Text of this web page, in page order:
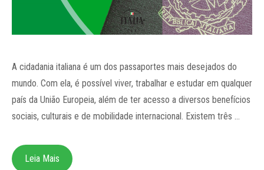
A cidadania italiana é um dos passaportes mais desejados do
mundo. Com ela, é possível viver, trabalhar e estudar em qualquer
país da União Europeia, além de ter acesso a diversos benefícios
sociais, culturais e de mobilidade internacional. Existem três …
Leia Mais